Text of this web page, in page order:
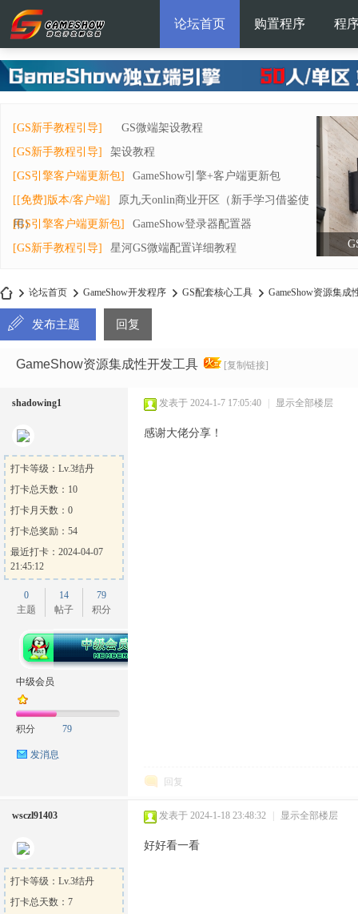
论坛首页 购置程序 程
[GS新手教程引导]
GS微端架设教程
[GS新手教程引导]
架设教程
[GS引擎客户端更新包]
GameShow引擎+客户端更新包
[[免费]版本/客户端]
原九天onlin商业开区（新手学习借鉴使
用）
[GS引擎客户端更新包]
GameShow登录器配置器
[GS新手教程引导]
星河GS微端配置详细教程
me
»
论坛首页
›
GameShow开发程序
›
GS配套核心工具
›
GameShow资源集成
发布主题 回复
GameShow资源集成性开发工具 [复制链接]
shadowing1
打卡等级：Lv.3结丹
打卡总天数：10
打卡月天数：0
打卡总奖励：54
最近打卡：2024-04-07
21:45:12
0
主题
14
帖子
79
积分
中级会员
积分 79
发消息
发表于 2024-1-7 17:05:40 显示全部楼层
感谢大佬分享！
回复
wsczl91403
打卡等级：Lv.3结丹
打卡总天数：7
发表于 2024-1-18 23:48:32 显示全部楼层
好好看一看